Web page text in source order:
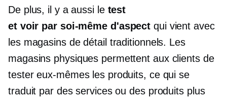
De plus, il y a aussi le test
et voir par soi-même d'aspect qui vient avec
les magasins de détail traditionnels. Les
magasins physiques permettent aux clients de
tester eux-mêmes les produits, ce qui se
traduit par des services ou des produits plus